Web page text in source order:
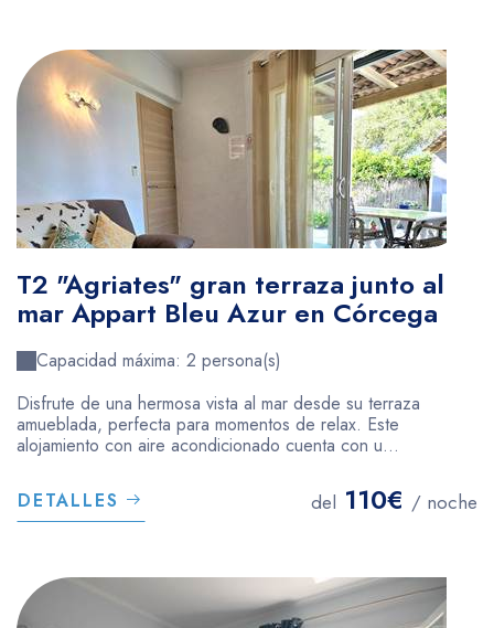
T2 "Agriates" gran terraza junto al
mar Appart Bleu Azur en Córcega
Capacidad máxima: 2 persona(s)
Disfrute de una hermosa vista al mar desde su terraza
amueblada, perfecta para momentos de relax. Este
alojamiento con aire acondicionado cuenta con u...
DETALLES del 110€ / noche